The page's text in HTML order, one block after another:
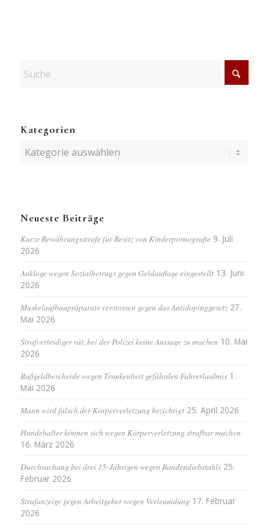
Kategorien
Kategorien
Neueste Beiträge
Kurze Bewährungsstrafe für Besitz von Kinderpornografie 9. Juli
2026
Anklage wegen Sozialbetrugs gegen Geldauflage eingestellt 13. Juni
2026
Muskelaufbaupräparate verstossen gegen das Antidopinggesetz 27.
Mai 2026
Strafverteidiger rät, bei der Polizei keine Aussage zu machen 10. Mai
2026
Bußgeldbescheide wegen Trunkenheit gefährden Fahrerlaubnis 1.
Mai 2026
Mann wird falsch der Körperverletzung bezichtigt 25. April 2026
Hundehalter können sich wegen Körperverletzung strafbar machen
16. März 2026
Durchsuchung bei drei 15-Jährigen wegen Bandendiebstahls 25.
Februar 2026
Strafanzeige gegen Arbeitgeber wegen Verleumdung 17. Februar
2026